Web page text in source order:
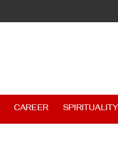
CAREER SPIRITUALITY